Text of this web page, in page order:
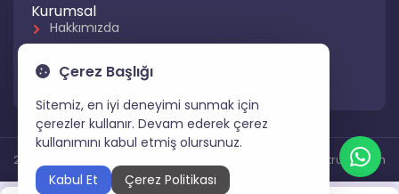
Kurumsal
Hakkımızda
Hizmetlerimiz
Çerez Başlığı
Sitemiz, en iyi deneyimi sunmak için
çerezler kullanır. Devam ederek çerez
kullanımını kabul etmiş olursunuz.
Kabul Et Çerez Politikası
2024 Tüm Hakları Saklıdır Gartruck.com